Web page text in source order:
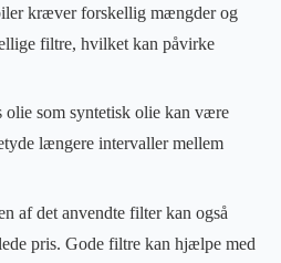
kræver forskellig mængder og
filtre, hvilket kan påvirke
olie som syntetisk olie kan være
længere intervaller mellem
af det anvendte filter kan også
pris. Gode filtre kan hjælpe med